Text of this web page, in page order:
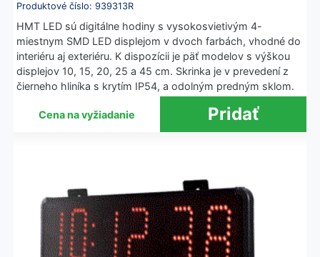
Produktové číslo: 939313R
HMT LED sú digitálne hodiny s vysokosvietivým 4-
miestnym SMD LED displejom v dvoch farbách, vhodné do
interiéru aj exteriéru. K dispozícii je päť modelov s výškou
displejov 10, 15, 20, 25 a 45 cm. Skrinka je v prevedení z
čierneho hliníka s krytím IP54, a odolným predným sklom.
Cena na vyžiadanie